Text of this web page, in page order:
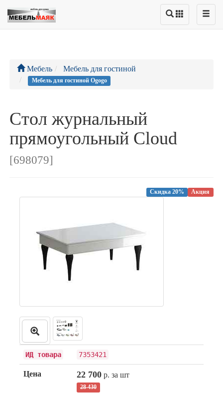
Мебель Мебель для гостиной
Мебель для гостиной Ogogo
Стол журнальный
прямоугольный Cloud
[698079]
Акция
Скидка 20%
ИД товара 7353421
Цена 22 700р. за шт
28 430